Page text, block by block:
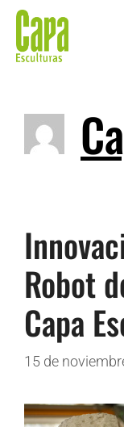
Robot
Capa
15 de